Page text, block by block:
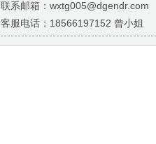
联系邮箱：wxtg005@dgendr.com
客服电话：18566197152 曾小姐